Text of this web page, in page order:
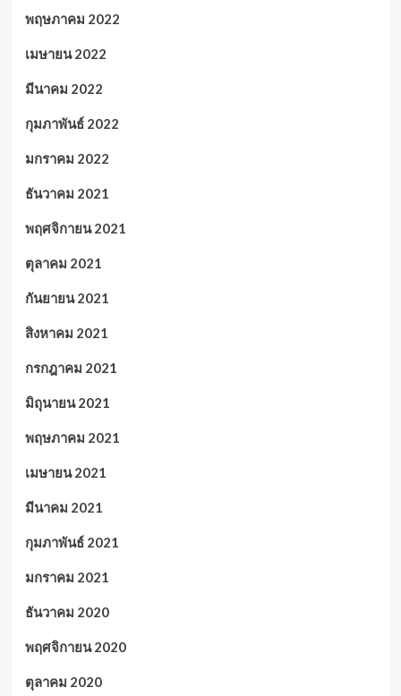
พฤษภาคม 2022
เมษายน 2022
มีนาคม 2022
กุมภาพันธ์ 2022
มกราคม 2022
ธันวาคม 2021
พฤศจิกายน 2021
ตุลาคม 2021
กันยายน 2021
สิงหาคม 2021
กรกฎาคม 2021
มิถุนายน 2021
พฤษภาคม 2021
เมษายน 2021
มีนาคม 2021
กุมภาพันธ์ 2021
มกราคม 2021
ธันวาคม 2020
พฤศจิกายน 2020
ตุลาคม 2020